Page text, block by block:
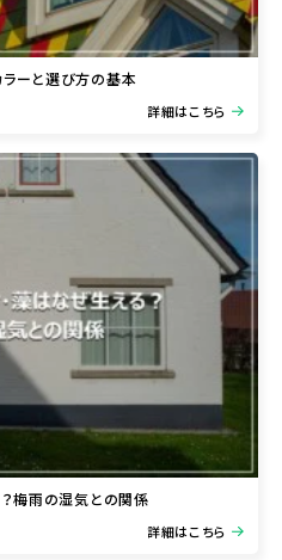
ーと選び方の基本
詳細はこちら
？梅雨の湿気との関係
詳細はこちら